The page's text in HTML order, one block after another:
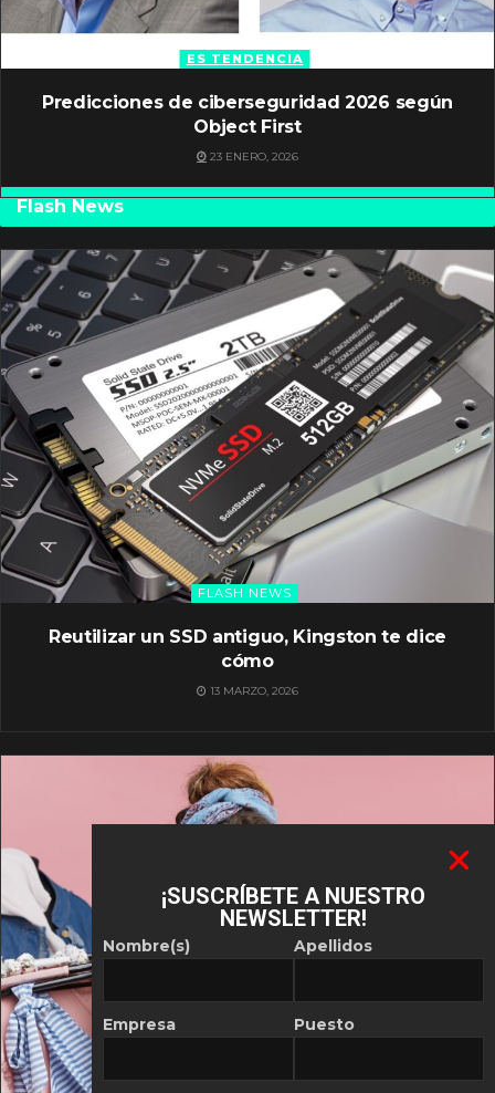
ES TENDENCIA
Predicciones de ciberseguridad 2026 según
Object First
23 ENERO, 2026
Flash News
FLASH NEWS
Reutilizar un SSD antiguo, Kingston te dice
cómo
13 MARZO, 2026
¡SUSCRÍBETE A NUESTRO
NEWSLETTER!
Nombre(s)
Empresa
Apellidos
Puesto